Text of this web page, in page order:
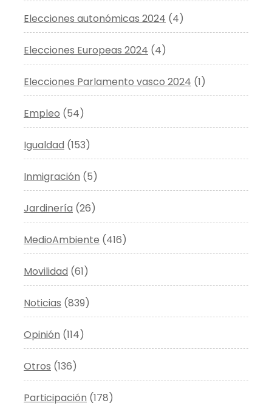
Elecciones autonómicas 2024 (4)
Elecciones Europeas 2024 (4)
Elecciones Parlamento vasco 2024 (1)
Empleo (54)
Igualdad (153)
Inmigración (5)
Jardinería (26)
MedioAmbiente (416)
Movilidad (61)
Noticias (839)
Opinión (114)
Otros (136)
Participación (178)